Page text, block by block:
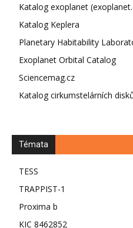
Katalog exoplanet
Katalog Keplera
Planetary Habitability
Exoplanet Orbital Catalog
Sciencemag.cz
Katalog cirkumstelárních
Témata
TESS
TRAPPIST-1
Proxima b
KIC 8462852